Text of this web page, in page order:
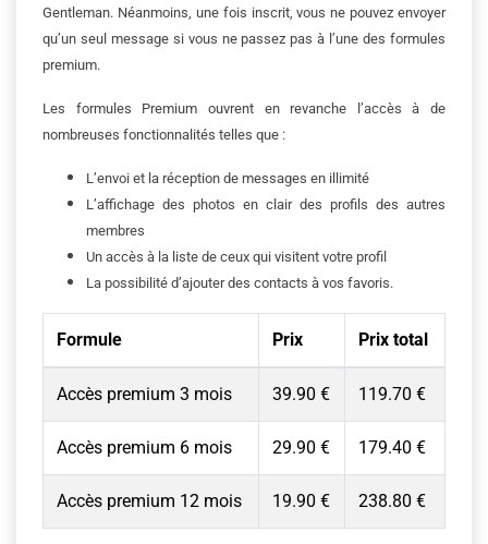
Gentleman. Néanmoins, une fois inscrit, vous ne pouvez envoyer
qu’un seul message si vous ne passez pas à l’une des formules
premium.
Les formules Premium ouvrent en revanche l’accès à de
nombreuses fonctionnalités telles que :
L’envoi et la réception de messages en illimité
L’affichage des photos en clair des profils des autres
membres
Un accès à la liste de ceux qui visitent votre profil
La possibilité d’ajouter des contacts à vos favoris.
Formule Prix Prix total
Accès premium 3 mois 39.90 € 119.70 €
Accès premium 6 mois 29.90 € 179.40 €
Accès premium 12 mois 19.90 € 238.80 €